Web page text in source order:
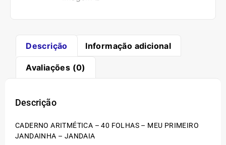
Descrição Informação adicional
Avaliações (0)
Descrição
CADERNO ARITMÉTICA – 40 FOLHAS – MEU PRIMEIRO
JANDAINHA – JANDAIA